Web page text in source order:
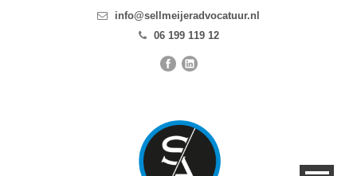
info@sellmeijeradvocatuur.nl
06 199 119 12